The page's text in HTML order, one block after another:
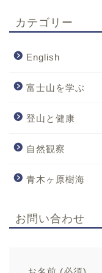
カテゴリー
English
富士山を学ぶ
登山と健康
自然観察
青木ヶ原樹海
お問い合わせ